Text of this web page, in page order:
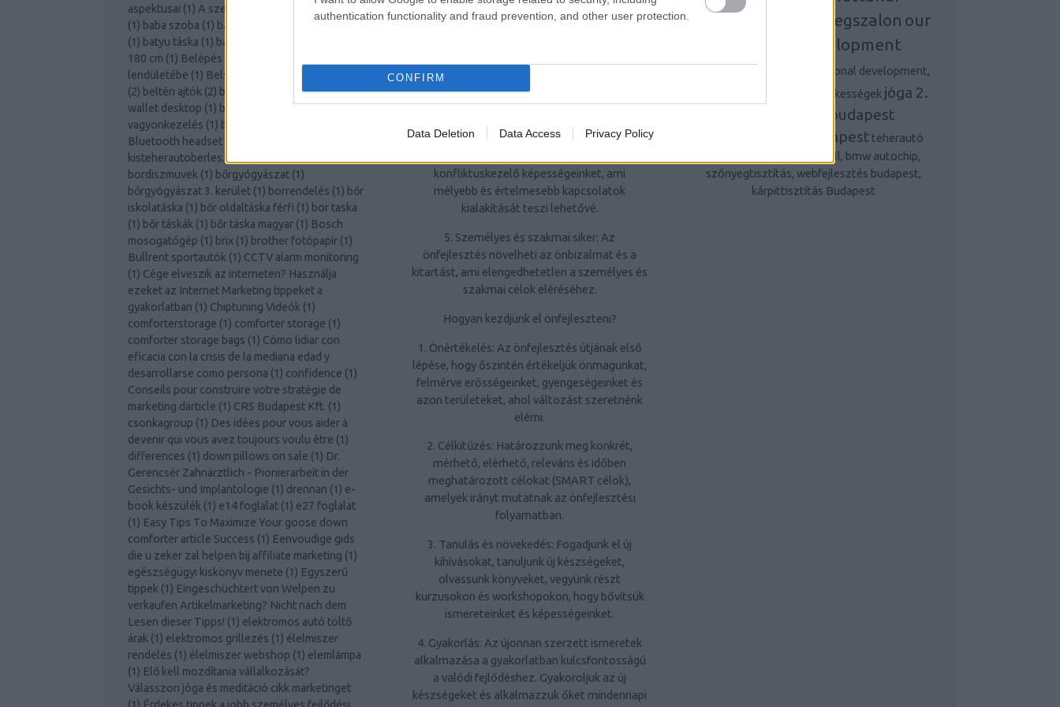
authentication functionality and fraud prevention, and other user protection.
CONFIRM
Data Deletion Data Access Privacy Policy
aspektusai (1) A személyes növekedés ugyanaz
(1) baba szoba (1) badacsonyörs
(1) batyu táska (1) bazilika
180 cm (1) Belépés a Facebook Marketing
lendületébe (1) Belsőépítészet
(2) beltéri ajtók (2) beltéri ajtó tokkal(2)bitcoin
wallet desktop (1) bitcoin wallet osx(1)bizalmi
vagyonkezelés (1) blázek
Bluetooth headset
kisteherautoberles.co.hu árak
bordiszmuvek (1) bőrgyógyászat (1)
bőrgyógyászat 3. kerület (1) borrendelés (1) bőr
iskolatáska (1) bőr oldaltáska férfi (1) bor taska
(1) bőr táskák (1) bőr táska magyar (1) Bosch
mosogatógép (1) brix (1) brother fotópapír (1)
Bullrent sportautók (1) CCTV alarm monitoring
(1) Cége elveszik az interneten? Használja
ezeket az Internet Marketing tippeket a
gyakorlatban (1) Chiptuning Videók (1)
comforterstorage (1) comforter storage (1)
comforter storage bags (1) Cómo lidiar con
eficacia con la crisis de la mediana edad y
desarrollarse como persona (1) confidence (1)
Conseils pour construire votre stratégie de
marketing darticle (1) CRS Budapest Kft. (1)
csonkagroup (1) Des idées pour vous aider à
devenir qui vous avez toujours voulu être (1)
differences (1) down pillows on sale (1) Dr.
Gerencsér Zahnärztlich - Pionierarbeit in der
Gesichts- und Implantologie (1) drennan (1) e-
book készülék (1) e14 foglalat (1) e27 foglalat
(1) Easy Tips To Maximize Your goose down
comforter article Success (1) Eenvoudige gids
die u zeker zal helpen bij affiliate marketing (1)
egészségügyi kiskönyv menete (1) Egyszerű
tippek (1) Eingeschüchtert von Welpen zu
verkaufen Artikelmarketing? Nicht nach dem
Lesen dieser Tipps! (1) elektromos autó töltő
árak (1) elektromos grillezés (1) élelmiszer
rendelés (1) élelmiszer webshop (1) elemlámpa
(1) Elő kell mozdítania vállalkozását?
Válasszon jóga és meditáció cikk marketinget
3. Javuló mentális és fizikai egészség: Az
táplálkozás, hozzájárulnak a mentális és
fizikai jólléthez.
révén javíthatjuk kommunikációs
konfliktuskezelő képességeinket, ami
mélyebb és értelmesebb kapcsolatok
kialakítását teszi lehetővé.
5. Személyes és szakmai siker: Az
önfejlesztés növelheti az önbizalmat és a
kitartást, ami elengedhetetlen a személyes és
szakmai célok eléréséhez.
Hogyan kezdjünk el önfejleszteni?
1. Önértékelés: Az önfejlesztés útjának első
lépése, hogy őszintén értékeljük önmagunkat,
felmérve erősségeinket, gyengeségeinket és
azon területeket, ahol változást szeretnénk
elérni.
2. Célkitűzés: Határozzunk meg konkrét,
mérhető, elérhető, releváns és időben
meghatározott célokat (SMART célok),
amelyek irányt mutatnak az önfejlesztési
folyamatban.
3. Tanulás és növekedés: Fogadjunk el új
kihívásokat, tanuljunk új készségeket,
olvassunk könyveket, vegyünk részt
kurzusokon és workshopokon, hogy bővítsük
ismereteinket és képességeinket.
4. Gyakorlás: Az újonnan szerzett ismeretek
alkalmazása a gyakorlatban kulcsfontosságú
a valódi fejlődéshez. Gyakoroljuk az új
készségeket és alkalmazzuk őket mindennapi
kozmetikaesszepsegszalon our
personal development
chiptuninggyik
Personal development,
kárpittisztítás és más érdekességek jóga 2.
és 13. kerület budapest
webfejlesztés budapestteherautó
bérlés 16. kerület, feelwell, bmw autochip,
szőnyegtisztítás, webfejlesztés budapest,
kárpittisztítás Budapest